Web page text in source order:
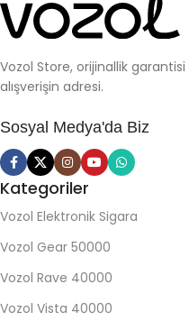
Vozol Store, orijinallik
alışverişin adresi.
Sosyal Medya'da Biz
Kategoriler
Vozol Elektronik Sigara
Vozol Gear 50000
Vozol Rave 40000
Vozol Vista 40000